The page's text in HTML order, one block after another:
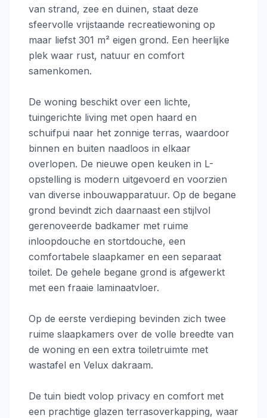
van strand, zee en duinen, staat deze
sfeervolle vrijstaande recreatiewoning op
maar liefst 301 m² eigen grond. Een heerlijke
plek waar rust, natuur en comfort
samenkomen.
De woning beschikt over een lichte,
tuingerichte living met open haard en
schuifpui naar het zonnige terras, waardoor
binnen en buiten naadloos in elkaar
overlopen. De nieuwe open keuken in L-
opstelling is modern uitgevoerd en voorzien
van diverse inbouwapparatuur. Op de begane
grond bevindt zich daarnaast een stijlvol
gerenoveerde badkamer met ruime
inloopdouche en stortdouche, een
comfortabele slaapkamer en een separaat
toilet. De gehele begane grond is afgewerkt
met een fraaie laminaatvloer.
Op de eerste verdieping bevinden zich twee
ruime slaapkamers over de volle breedte van
de woning en een extra toiletruimte met
wastafel en Velux dakraam.
De tuin biedt volop privacy en comfort met
een prachtige glazen terrasoverkapping, waar